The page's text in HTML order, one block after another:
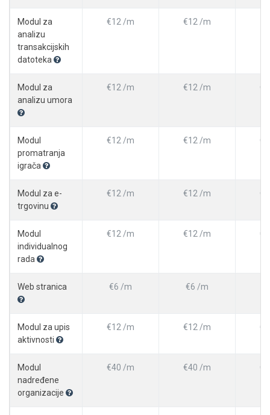
Modul za
analizu
transakcijskih
datoteka
€12 /m €12 /m
Modul za
analizu umora
€12 /m €12 /m
Modul
promatranja
igrača
€12 /m €12 /m
Modul za e-
trgovinu
€12 /m €12 /m
Modul
individualnog
rada
€12 /m €12 /m
Web stranica €6 /m €6 /m
Modul za upis
aktivnosti
€12 /m €12 /m
Modul
nadređene
organizacije
€40 /m €40 /m